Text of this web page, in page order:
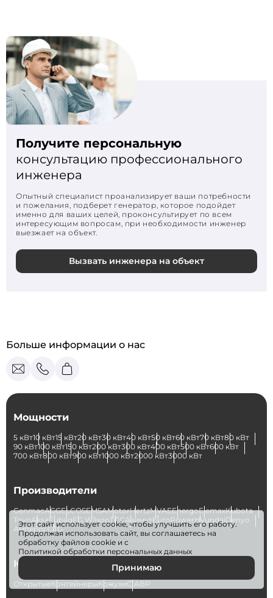
Получите персональную
консультацию профессионального
инженера
Опытный специалист проанализирует ваши потребности
и пожелания, подберет генератор, которое подойдет
именно для ваших целей, проконсультирует по всем
интересующим вопросам, при необходимости инженер
выезжает на объект.
Вызвать инженера на объект
Больше информации о нас
Мощности
5 кВт10 кВт15 кВт20 кВт30 кВт40 кВт50 кВт60 кВт70 кВт80 кВт
90 кВт100 кВт150 кВт200 кВт300 кВт400 кВт500 кВт600 кВт
700 кВт800 кВт900 кВт1000 кВт2000 кВт3000 кВт
Производители
GenmacAGGELCOSEMSAMotorHertzMVAEEnergoElemaxKubota
ToyoAksaFubagFG Wilson ТССАзимут EuroPowerHyundaiDenyo
АмперосCTG
Категории
ОткрытыеКонтейнерыКожухиС АВР
Этот сайт использует cookie, чтобы улучшить его работу.
Продолжая использовать сайт, вы соглашаетесь на
обработку файлов cookie и с
Политикой обработки персональных данных
Принимаю